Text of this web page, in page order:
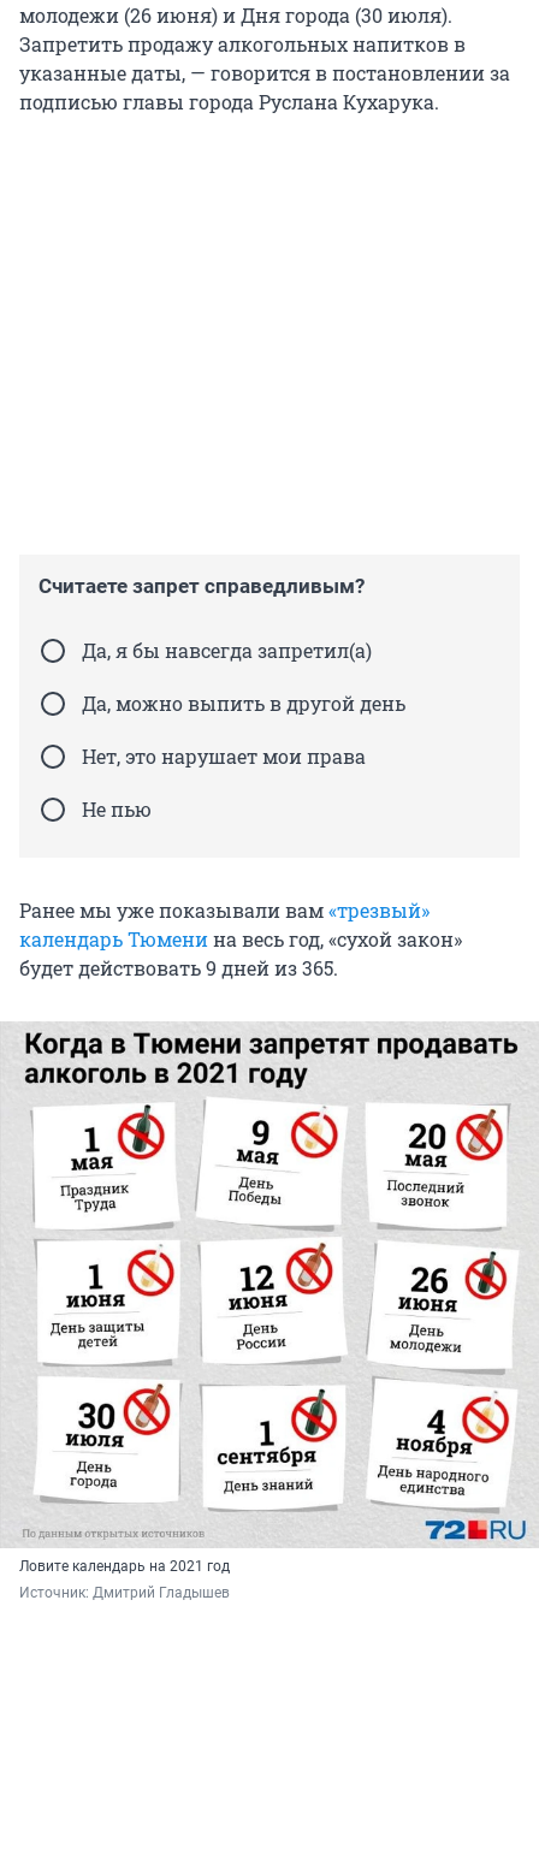
молодежи (26 июня) и Дня города (30 июля).
Запретить продажу алкогольных напитков в
указанные даты, — говорится в постановлении за
подписью главы города Руслана Кухарука.
Считаете запрет справедливым?
Да, я бы навсегда запретил(а)
Да, можно выпить в другой день
Нет, это нарушает мои права
Не пью
Ранее мы уже показывали вам«трезвый»
календарь Тюменина весь год, «сухой закон»
будет действовать 9 дней из 365.
Ловите календарь на 2021 год
Источник: Дмитрий Гладышев